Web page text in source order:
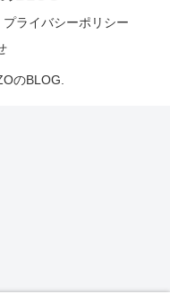
プライバシーポリシー
のBLOG.